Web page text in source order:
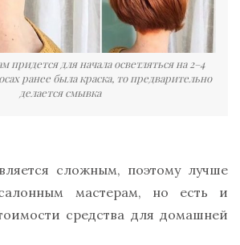
придется для начала осветляться на 2–4
ранее была краска, то предварительно
делается смывка
сложным, поэтому лучше
мастерам, но есть и
средства для домашней